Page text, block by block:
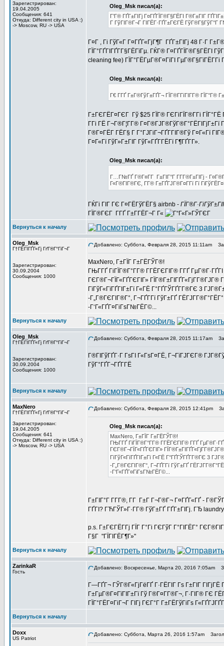
Зарегистрирован:
19.04.2005
Сообщения: 641
Откуда: Different city in USA :)
-> Moscow, RU -> USA
Oleg_Msk писал(а):
Г’Г® ГҐГ±ГІГј Г¤ГҐГЇГ®Г§ГЁГІ Г®Г±ГІГ
Г ГўГІГ®Г¬Г ГІГЁГ·ГҐГ±ГЄГЁ ГўГ®Г§ГўГ°Г
Г¤Г , Гі ГўГ«Г Г¤ГҐГ«ГјГ¶Г ГҐГ±ГІГј 48 Г·Г
ГЇГ°ГҐГІГҐГ­Г§ГЁГїГµ. ГЌГ® Г¤ГҐГЇГ®Г§ГЁГІ
cleaning fee) ГЇГ°ГЁГµГ®Г¤ГїГІ
Oleg_Msk писал(а):
Г€ Г­ГҐ Г±Г®ГўГ±ГҐГ¬ ГЇГ®Г­ГїГІГ­Г® ГЇГ°Г®
Г±ГЄГЁГ¤ГЄГ Гў $25 ГЇГ® ГЄГіГЇГ®Г­Гі
Г­Гі ГЁ Г¬Г®Г¦Г­Г®
Г®Г¤ГЁГ­ ГЁГ§ Г Г°ГЈГіГ¬ГҐГ­ГІГ®Гў Г¤Г«Гї
Г¤Г«Гї ГўГ»Г±ГІГ ГўГ«ГҐГ­ГЁГї Г¶ГҐГ­Г».
Oleg_Msk писал(а):
Г…Г№ГҐ Г®Г¤Г­Г Г±ГІГ°Г Г­Г­Г®Г±ГІГј -
Г«Г®ГІГ®ГЄ, Г­Г® Г±ГҐГЈГ®Г¤Г­Гї Гї
ГЌГі ГІГ ГЄ Г¤ГЁГўГЁГ§ airbnb -
ГЇГ®ГЄГ Г­ГҐ Г±Г­ГЁГ¬Г Г«
Вернуться к началу
Oleg_Msk
Г†ГЁГІГҐГ«Гј ГґГ®Г°ГіГ¬Г
Зарегистрирован:
30.09.2004
Сообщения: 1000
Добавлено: Суббота, Февраля 28, 2015 11:11am
MaxNero, Г±ГЇГ Г±ГЁГЎГ®!
ГЊГ­ГҐ ГіГЇГ®Г°Г­Г® Г­ГЁГЄГІГ® Г­ГҐ ГµГ®Г·ГҐГІ
ГЄГ®Г¬ГЇГ«ГҐГЄГІГ» ГЇГ®Г±ГІГҐГ«ГјГ­Г®ГЈГ®
ГїГўГ«ГїГҐГІГ±Гї Г«ГЁ Г°ГҐГЎГҐГ­Г®ГЄ 3
-Г„Г®ГЄГІГ®Г°, Г¬ГҐГ­Гї ГўГ±ГҐ
-Г‘Г«ГҐГ¤ГіГѕГ№ГЁГ©...
Вернуться к началу
Oleg_Msk
Г†ГЁГІГҐГ«Гј ГґГ®Г°ГіГ¬Г
Зарегистрирован:
30.09.2004
Сообщения: 1000
Добавлено: Суббота, Февраля 28, 2015 11:17am
Г®ГІГўГҐГ·Г ГѕГІ Г«ГѕГ¤ГЁ, Г¬ГїГЈГЄГ®
ГўГ°ГҐГ¬ГҐГ­ГЁ
Вернуться к началу
MaxNero
Г†ГЁГІГҐГ«Гј ГґГ®Г°ГіГ¬Г
Зарегистрирован:
19.04.2005
Сообщения: 641
Откуда: Different city in USA :)
-> Moscow, RU -> USA
Добавлено: Суббота, Февраля 28, 2015 12:41pm
Oleg_Msk писал(а):
MaxNero, Г±ГЇГ Г±ГЁГЎГ®!
ГЊГ­ГҐ ГіГЇГ®Г°Г­Г® Г­ГЁГЄГІГ® Г­ГҐ
ГЄГ®Г¬ГЇГ«ГҐГЄГІГ»
ГїГўГ«ГїГҐГІГ±Гї Г«ГЁ Г°ГҐГЎГҐГ­Г®ГЄ 3
-Г„Г®ГЄГІГ®Г°, Г¬ГҐГ­Гї ГўГ±ГҐ
-Г‘Г«ГҐГ¤ГіГѕГ№ГЁГ©...
Г±ГІГ°Г Г­Г­Г®, Г­Г Г±Г Г¬Г®Г¬ Г¤ГҐГ«ГҐ -
ГҐГІ? ГЋГЎГ»Г·Г­Г® ГўГ±ГҐ ГҐГ±ГІГј. ГЂ
p.s. Г±ГЄГЁГ­Гј ГЇГ Г°Гі ГЄГўГ Г°ГІГЁГ°
Г§Г "ГЇГІГЁГ¶Г»"
Вернуться к началу
ZarinkaR
Гость
Добавлено: Воскресенье, Марта 20, 2016 7:05am
Г—ГҐГ¬ ГЎГ®Г«ГјГёГҐ Г·ГЁГІГ Гѕ Г±ГІГ ГІГјГЁ
Г±ГµГ®Г¤ГїГІГ±Гї Гў Г®Г¤Г­Г®Г¬, Г·ГІГ® ГЄ
ГЇГ°ГЁГ¤ГіГ¬Г ГІГј ГЄГ°Г Г±ГЁГўГіГѕ
Вернуться к началу
Doxx
US Patriot
Добавлено: Суббота, Марта 26, 2016 1:57am